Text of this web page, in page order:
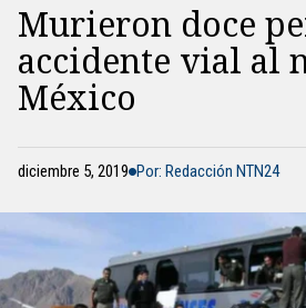
Murieron doce
accidente vial al
México
diciembre 5, 2019 Por: Redacción NTN24